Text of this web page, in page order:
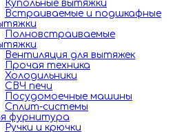
Купольные вытяжки
Встраиваемые и подшкафные
Полновстраиваемые
Вентиляция для вытяжек
Прочая техника
Холодильники
СВЧ печи
Посудомоечные машины
Сплит-системы
фурнитура
Ручки и крючки